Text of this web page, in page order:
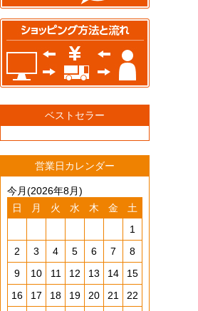
ベストセラー
営業日カレンダー
今月(2026年8月)
日
月 火 水 木 金
土
1
2
3 4 5 6 7
8
9
10 11 12 13 14
15
16
17 18 19 20 21
22